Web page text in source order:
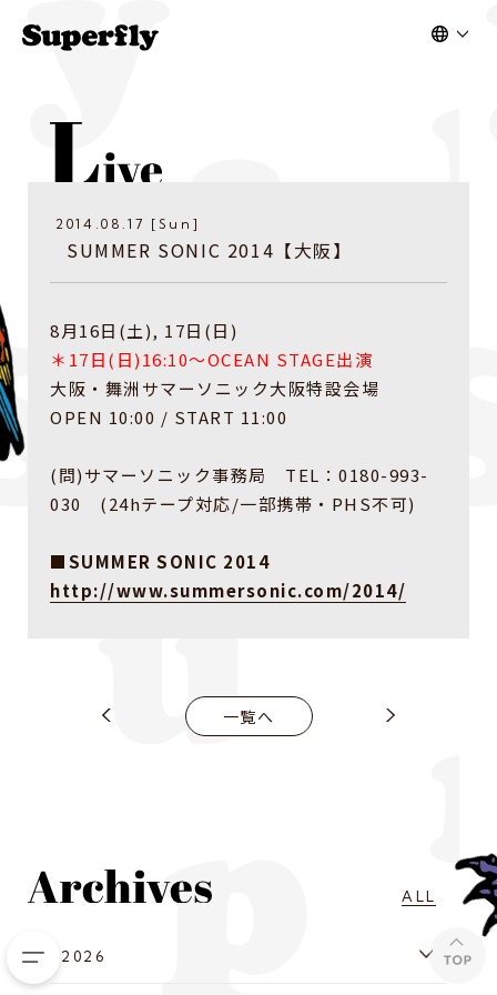
2014.08.17 [Sun]
SUMMER SONIC 2014【大阪】
8月16日(土), 17日(日)
＊17日(日)16:10～OCEAN STAGE出演
大阪・舞洲サマーソニック大阪特設会場
OPEN 10:00 / START 11:00
(問)サマーソニック事務局 TEL：0180-993-
030 (24hテープ対応/一部携帯・PHS不可)
■SUMMER SONIC 2014
http://www.summersonic.com/2014/
一覧へ
ALL
2026